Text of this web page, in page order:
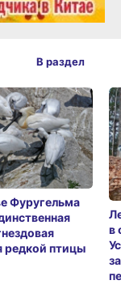
Фуругельма
редкой птицы
в
В раздел